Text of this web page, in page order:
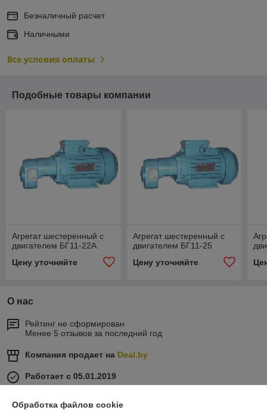
Безналичный расчет
Наличными
Все условия оплаты
Подобные товары компании
Агрегат шестеренный с
двигателем БГ11-22А
Цену уточняйте
Агрегат шестеренный с
двигателем БГ11-25
Цену уточняйте
О нас
Рейтинг не сформирован
Менее 5 отзывов за последний год
Компания продает на Deal.by
Работает с 05.01.2019
223053 РБ, Минский р-н, р-н д.Боровая 1, Главный корпус,
Обработка файлов cookie